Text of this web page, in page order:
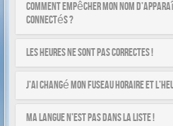
Comment empêcher mon nom
connectés ?
Les heures ne sont pas correctes !
J’ai changé mon fuseau horaire et
Ma langue n’est pas dans la liste !